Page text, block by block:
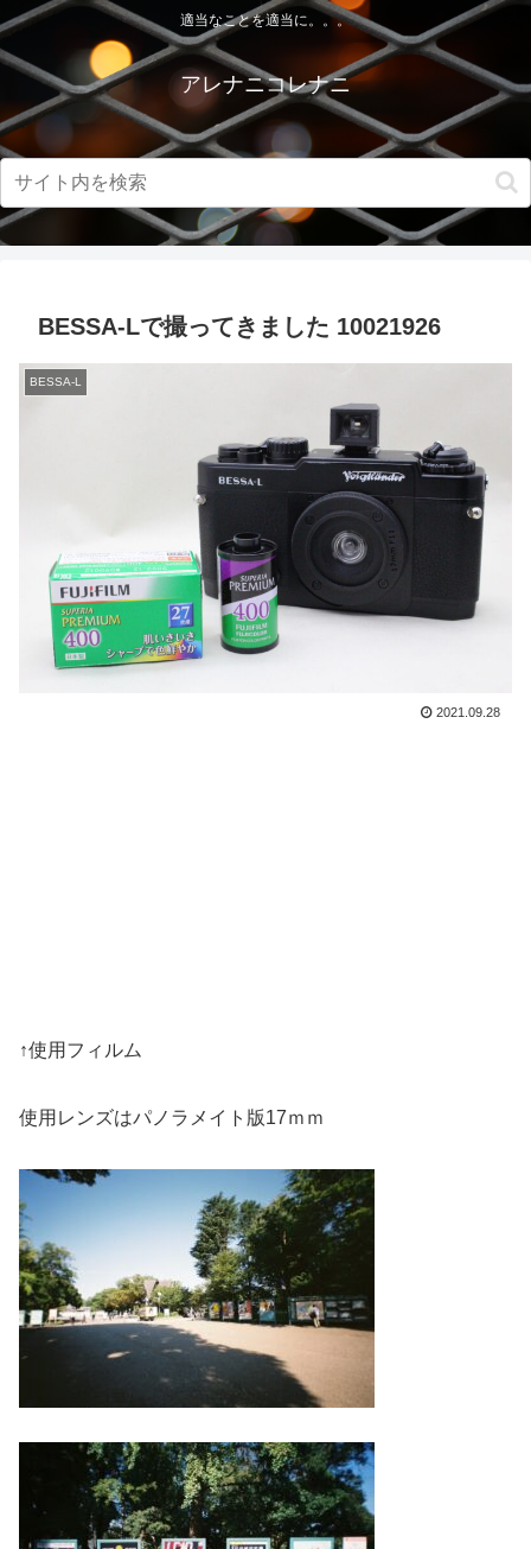
適当なことを適当に。。。
アレナニコレナニ
BESSA-Lで撮ってきました 10021926
BESSA-L
2021.09.28
↑使用フィルム
使用レンズはパノラメイト版17ｍｍ